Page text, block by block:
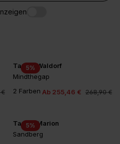
€
5%
Tapete Waldorf
Mindthegap
2 Farben Ab 255,46 € 268,90 €
5%
Tapete Marion
Sandberg